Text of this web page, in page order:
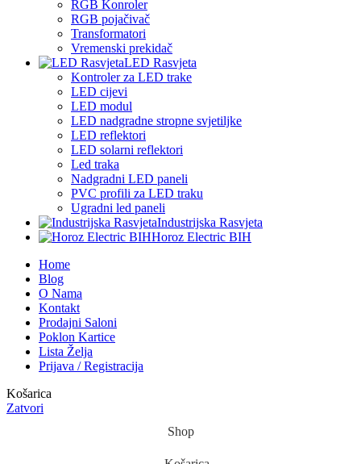
RGB Konroler
RGB pojačivač
Transformatori
Vremenski prekidač
LED Rasvjeta
Kontroler za LED trake
LED cijevi
LED modul
LED nadgradne stropne svjetiljke
LED reflektori
LED solarni reflektori
Led traka
Nadgradni LED paneli
PVC profili za LED traku
Ugradni led paneli
Industrijska Rasvjeta
Horoz Electric BIH
Home
Blog
O Nama
Kontakt
Prodajni Saloni
Poklon Kartice
Lista Želja
Prijava / Registracija
Košarica
Zatvori
Shop